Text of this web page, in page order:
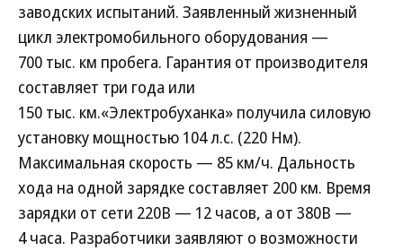
заводских испытаний. Заявленный жизненный
цикл электромобильного оборудования —
700 тыс. км пробега. Гарантия от производителя
составляет три года или
150 тыс. км.«Электробуханка» получила силовую
установку мощностью 104 л.с. (220 Нм).
Максимальная скорость — 85 км/ч. Дальность
хода на одной зарядке составляет 200 км. Время
зарядки от сети 220В — 12 часов, а от 380В —
4 часа. Разработчики заявляют о возможности